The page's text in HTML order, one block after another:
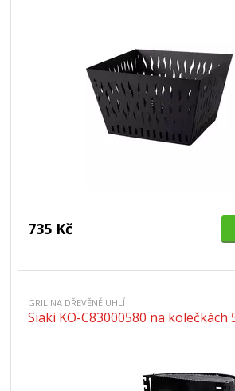
735 Kč
GRIL NA DŘEVĚNÉ UHLÍ
Siaki KO-C83000580 na kolečkách